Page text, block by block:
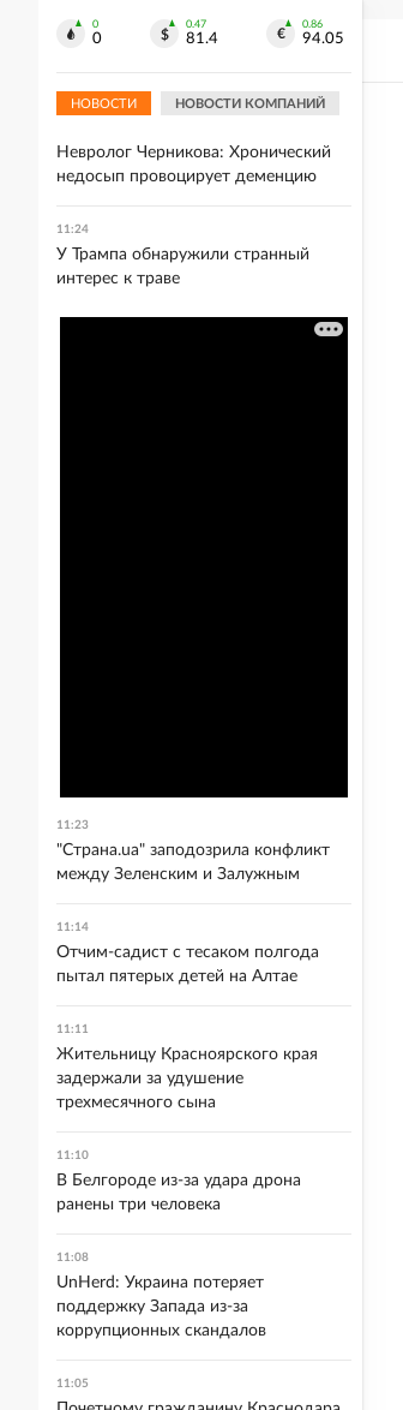
0
0
0.47
81.4
0.86
94.05
НОВОСТИ НОВОСТИ КОМПАНИЙ
В Мексике экс-губернатор арестован
Невролог Черникова: Хронический
недосып провоцирует деменцию
11:24
У Трампа обнаружили странный
интерес к траве
11:23
"Страна.ua" заподозрила конфликт
между Зеленским и Залужным
11:14
Отчим-садист с тесаком полгода
пытал пятерых детей на Алтае
11:11
Жительницу Красноярского края
задержали за удушение
трехмесячного сына
11:10
В Белгороде из-за удара дрона
ранены три человека
11:08
UnHerd: Украина потеряет
поддержку Запада из-за
коррупционных скандалов
11:05